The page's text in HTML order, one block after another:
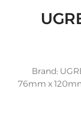
Brand:
76mm x